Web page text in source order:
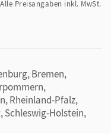
Alle Preisangaben inkl. MwSt.
Bremen,
Rheinland-Pfalz,
Schleswig-Holstein,